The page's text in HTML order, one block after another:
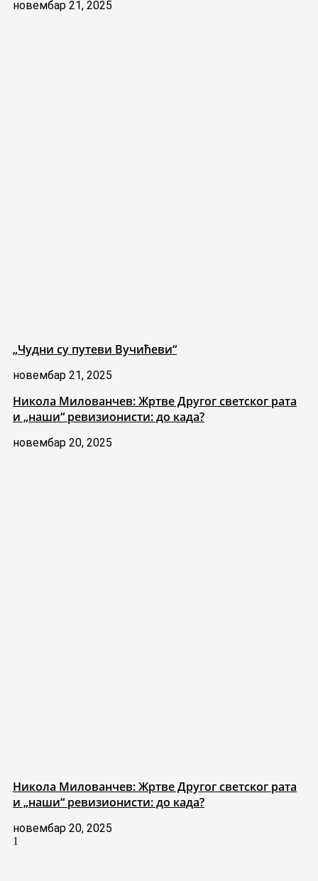
новембар 21, 2025
„Чудни су путеви Вучићеви“
новембар 21, 2025
Никола Милованчев: Жртве Другог светског рата
и „наши“ ревизионисти: до када?
новембар 20, 2025
Никола Милованчев: Жртве Другог светског рата
и „наши“ ревизионисти: до када?
новембар 20, 2025